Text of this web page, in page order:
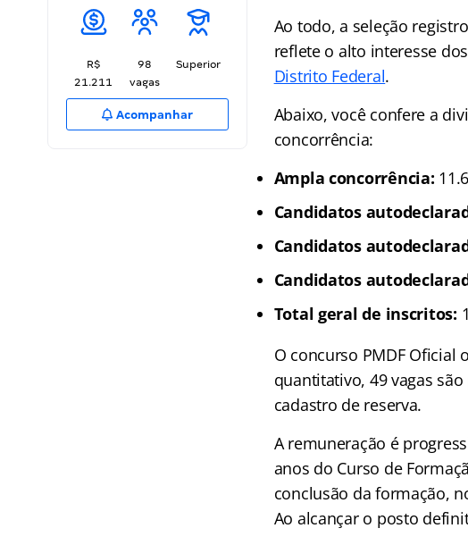
R$
21.211
98
vagas
Superior
Acompanhar
Ao todo, a seleção
reflete o alto interesse
Distrito Federal.
Abaixo, você confere a
concorrência:
Ampla concorrência:
Candidatos
Candidatos
Candidatos
Total geral de inscritos:
O concurso PMDF Oficial
quantitativo, 49 vagas
cadastro de reserva.
A remuneração é
anos do Curso de
conclusão da formação,
Ao alcançar o posto